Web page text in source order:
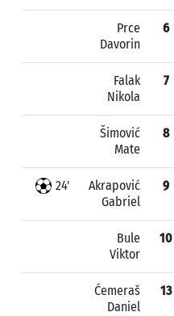
Prce
Davorin
6
Falak
Nikola
7
Šimović
Mate
8
24'
Akrapović
Gabriel
9
Bule
Viktor
10
Ćemeraš
Daniel
13